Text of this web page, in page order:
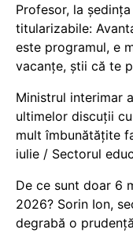
Profesor, la
titularizabile:
este programul, e
vacanţe, știi că te
Ministrul interimar
ultimelor discuții
mult îmbunătățite
iulie / Sectorul
De ce sunt doar 6
2026? Sorin Ion,
degrabă o